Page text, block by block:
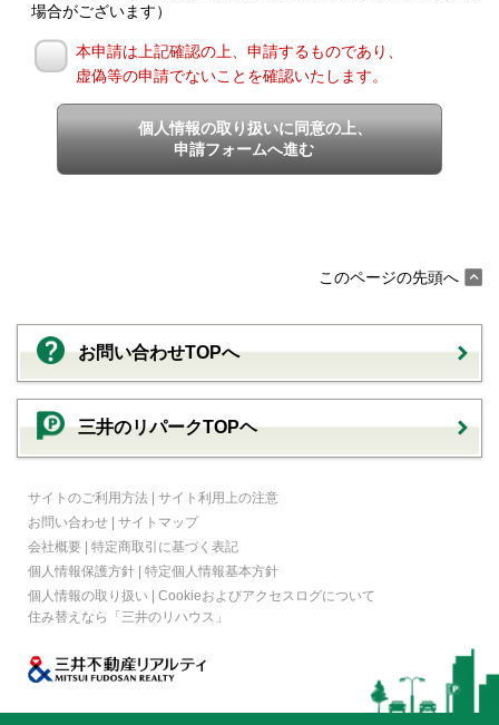
場合がございます）
本申請は上記確認の上、申請するものであり、
虚偽等の申請でないことを確認いたします。
個人情報の取り扱いに同意の上、
申請フォームへ進む
このページの先頭へ
お問い合わせTOPへ
三井のリパークTOPヘ
サイトのご利用方法 | サイト利用上の注意
お問い合わせ | サイトマップ
会社概要 | 特定商取引に基づく表記
個人情報保護方針 | 特定個人情報基本方針
個人情報の取り扱い | Cookieおよびアクセスログについて
住み替えなら
「三井のリハウス」